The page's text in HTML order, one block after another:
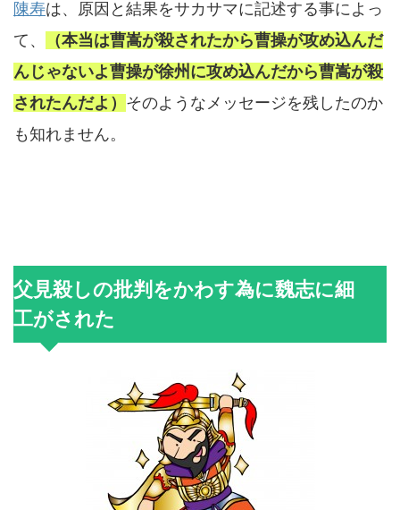
陳寿は、原因と結果をサカサマに記述する事によっ
て、
（本当は曹嵩が殺されたから曹操が攻め込んだ
んじゃないよ曹操が徐州に攻め込んだから曹嵩が殺
されたんだよ） そのようなメッセージを残したのか
も知れません。
父見殺しの批判をかわす為に魏志に細
工がされた